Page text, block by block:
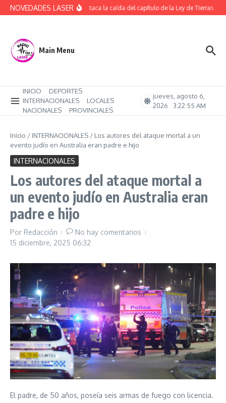
Saltar al contenido
NOVEDADES LASERATE destaca la caída del capítulo de la Ley de Tierras
Main Menu
INICIO
DEPORTES
INTERNACIONALES
LOCALES
NACIONALES
PROVINCIALES
jueves, agosto 6,
2026
3:22:56 AM
Inicio / INTERNACIONALES / Los autores del ataque mortal a un
evento judío en Australia eran padre e hijo
INTERNACIONALES
Los autores del ataque mortal a
un evento judío en Australia eran
padre e hijo
Por Redacción
No hay comentarios
15 diciembre, 2025 06:32
El padre, de 50 años, poseía seis armas de fuego con licencia.